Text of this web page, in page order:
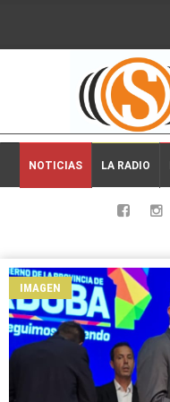
2026-08-05 22:18:04
NOTICIAS LA RADIO
IMAGEN